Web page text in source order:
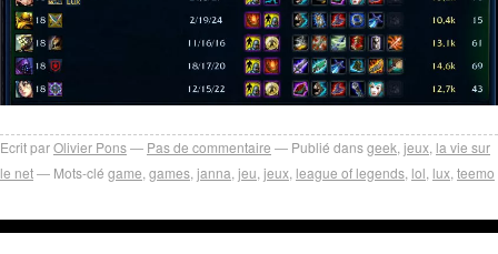
Ecrit parOlivier Pons Pas de commentaire Publié dansgeek jeux la vie sur
le net
Mots-clé game games janna jeu jeux league of legends lol lux teemo